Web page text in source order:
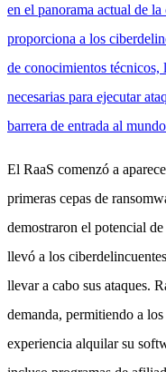
en el panorama actual de
proporciona a los
de conocimientos técnicos,
necesarias para ejecutar
barrera de entrada al
El RaaS comenzó a
primeras cepas de
demostraron el potencial
llevó a los
llevar a cabo sus ataques.
demanda, permitiendo a
experiencia alquilar su